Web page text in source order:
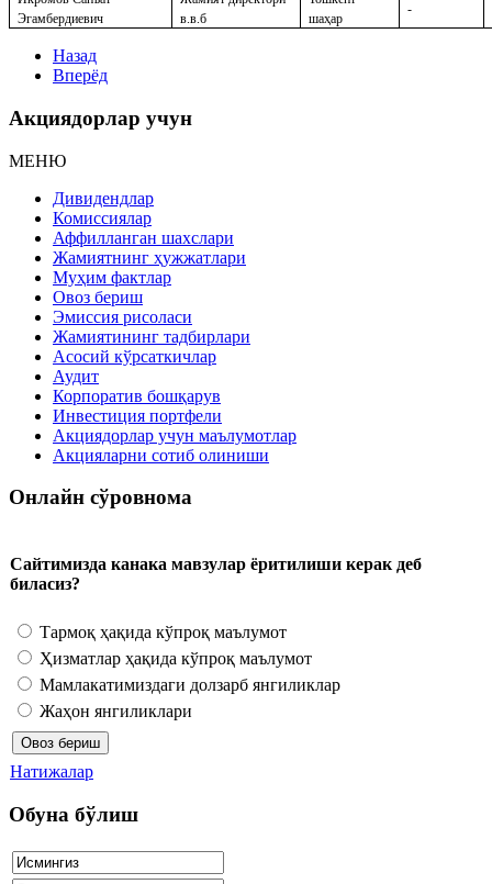
Эгамбердиевич
в.в.б
шаҳар
-
Назад
Вперёд
Акциядорлар учун
МЕНЮ
Дивидендлар
Комиссиялар
Аффилланган шахслари
Жамиятнинг ҳужжатлари
Муҳим фактлар
Овоз бериш
Эмиссия рисоласи
Жамиятининг тадбирлари
Асосий кўрсаткичлар
Аудит
Корпоратив бошқарув
Инвестиция портфели
Акциядорлар учун маълумотлар
Акцияларни сотиб олиниши
Онлайн сўровнома
Сайтимизда канака мавзулар ёритилиши керак деб
биласиз?
Тармоқ ҳақида кўпроқ маълумот
Ҳизматлар ҳақида кўпроқ маълумот
Мамлакатимиздаги долзарб янгиликлар
Жаҳон янгиликлари
Натижалар
Обуна бўлиш